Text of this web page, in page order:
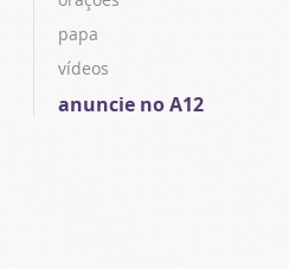
papa
vídeos
anuncie no A12